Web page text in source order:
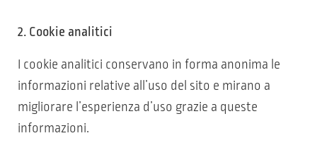
2. Cookie analitici
I cookie analitici conservano in forma anonima le
informazioni relative all’uso del sito e mirano a
migliorare l’esperienza d’uso grazie a queste
informazioni.